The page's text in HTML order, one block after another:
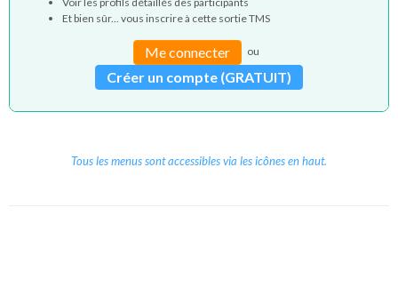
Et bien sûr... vous inscrire à cette sortie TMS
Me connecter ou
Créer un compte (GRATUIT)
Tous les menus sont accessibles via les icônes en haut.